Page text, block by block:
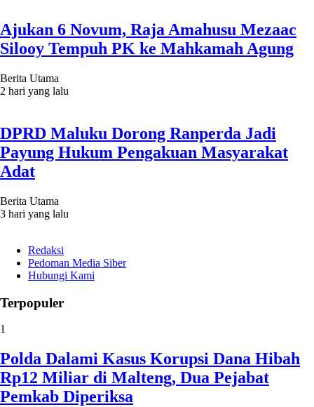
Ajukan 6 Novum, Raja Amahusu Mezaac
Silooy Tempuh PK ke Mahkamah Agung
Berita Utama
2 hari yang lalu
DPRD Maluku Dorong Ranperda Jadi
Payung Hukum Pengakuan Masyarakat
Adat
Berita Utama
3 hari yang lalu
Redaksi
Pedoman Media Siber
Hubungi Kami
Terpopuler
1
Polda Dalami Kasus Korupsi Dana Hibah
Rp12 Miliar di Malteng, Dua Pejabat
Pemkab Diperiksa